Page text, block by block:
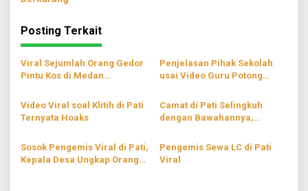
Posting Terkait
Viral Sejumlah Orang Gedor
Pintu Kos di Medan
Pencurian, Polisi Telusuri
Penjelasan Pihak Sekolah
usai Video Guru Potong
Video Viral soal Klitih di Pati
Ternyata Hoaks
Camat di Pati Selingkuh
dengan Bawahannya,
Sosok Pengemis Viral di Pati,
Kepala Desa Ungkap Orang
Pengemis Sewa LC di Pati
Viral